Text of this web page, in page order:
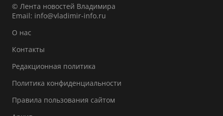
© Лента новостей Владимира
Email: info@vladimir-info.ru
О нас
Контакты
Редакционная политика
Политика конфиденциальности
Правила пользования сайтом